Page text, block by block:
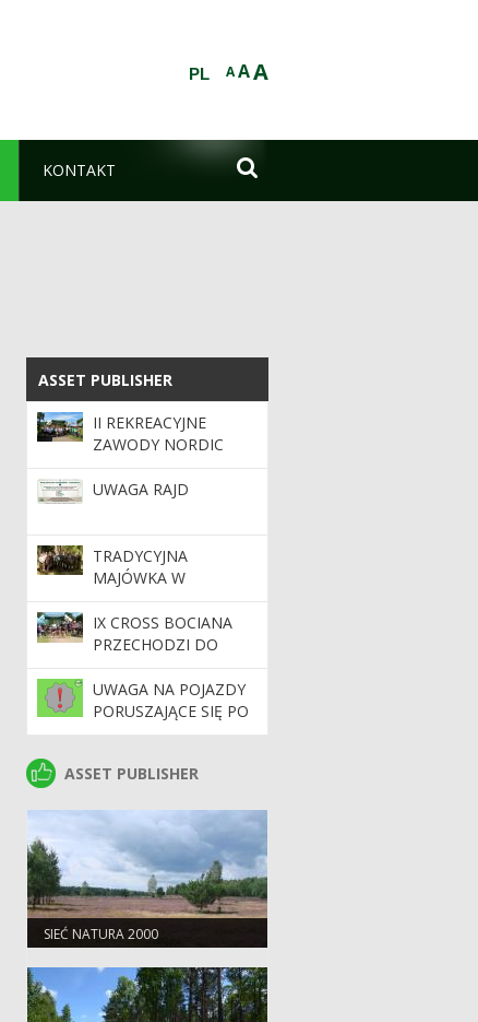
AAA
PL
KONTAKT 
ASSET PUBLISHER
ASSET PUBLISHER
II REKREACYJNE
ZAWODY NORDIC
WALKING „LAS ŁĄCZY
NAS”
UWAGA RAJD
TRADYCYJNA
MAJÓWKA W
POLANOWIE.
KORDELAS LEŚNIKA
POLSKIEGO DLA
NASZEGO
NADLEŚNICZEGO!
IX CROSS BOCIANA
PRZECHODZI DO
HISTORII Z
ABSOLUTNYM
REKORDEM
FREKWENCJI!
UWAGA NA POJAZDY
PORUSZAJĄCE SIĘ PO
DROGACH
ASSET PUBLISHER
ASSET PUBLISHER
SIEĆ NATURA 2000